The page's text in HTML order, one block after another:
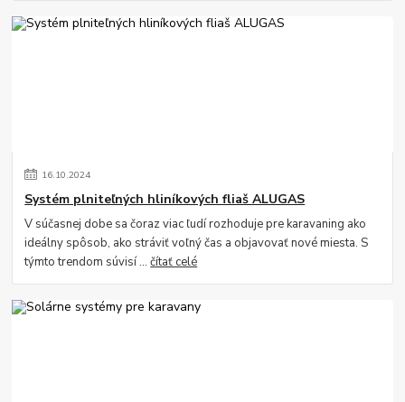
16.10.2024
Systém plniteľných hliníkových fliaš ALUGAS
V súčasnej dobe sa čoraz viac ľudí rozhoduje pre karavaning ako
ideálny spôsob, ako stráviť voľný čas a objavovať nové miesta. S
týmto trendom súvisí ...čítať celé